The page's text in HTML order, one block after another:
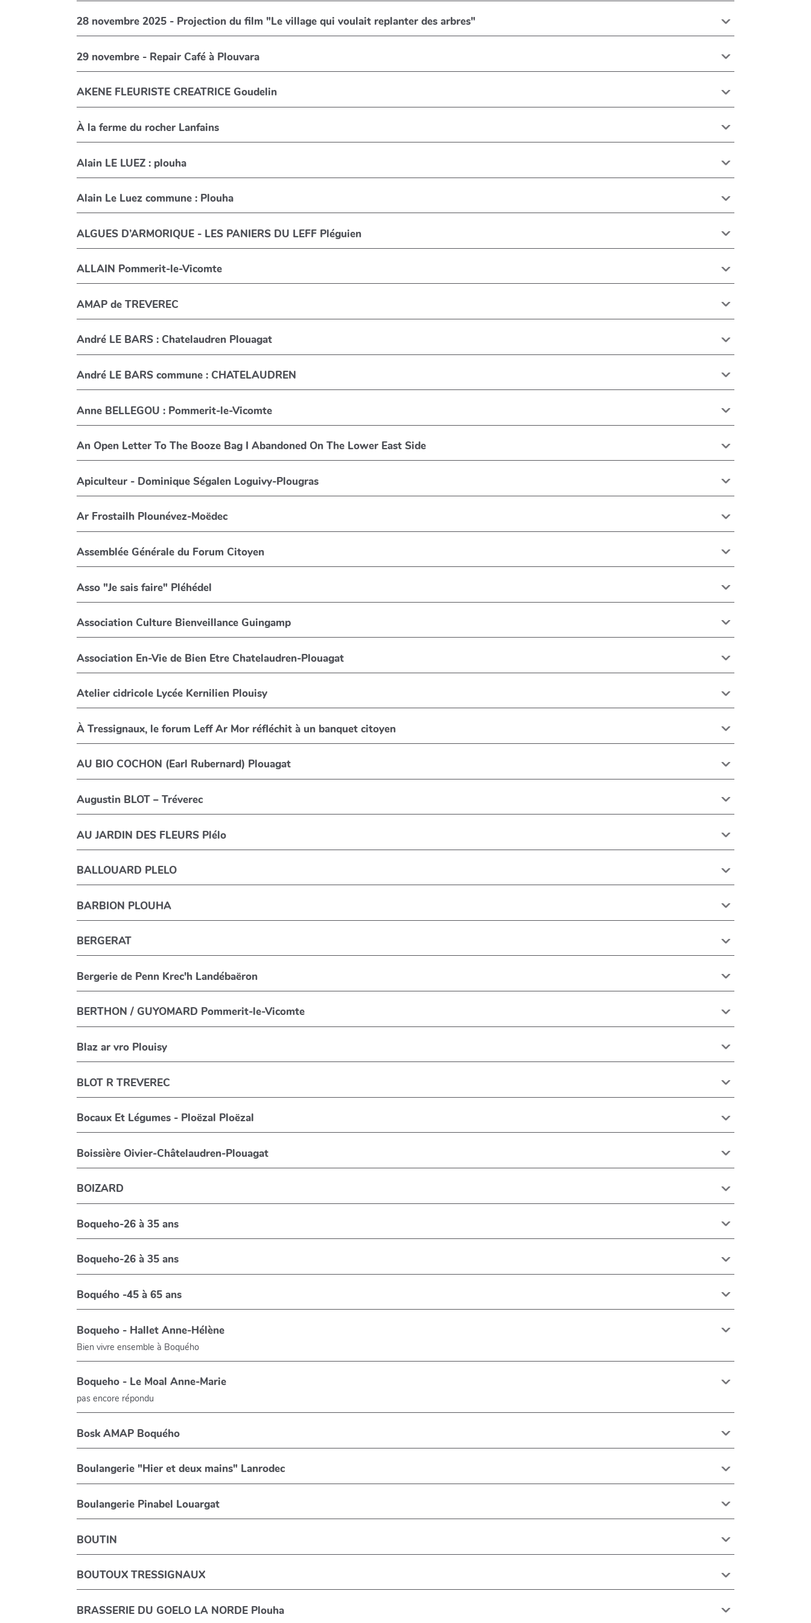
28 novembre 2025 - Projection du film "Le village qui voulait replanter des arbres"
29 novembre - Repair Café à Plouvara
AKENE FLEURISTE CREATRICE Goudelin
À la ferme du rocher Lanfains
Alain LE LUEZ : plouha
Alain Le Luez commune : Plouha
ALGUES D’ARMORIQUE - LES PANIERS DU LEFF Pléguien
ALLAIN Pommerit-le-Vicomte
AMAP de TREVEREC
André LE BARS : Chatelaudren Plouagat
André LE BARS commune : CHATELAUDREN
Anne BELLEGOU : Pommerit-le-Vicomte
An Open Letter To The Booze Bag I Abandoned On The Lower East Side
Apiculteur - Dominique Ségalen Loguivy-Plougras
Ar Frostailh Plounévez-Moëdec
Assemblée Générale du Forum Citoyen
Asso "Je sais faire" Pléhédel
Association Culture Bienveillance Guingamp
Association En-Vie de Bien Etre Chatelaudren-Plouagat
Atelier cidricole Lycée Kernilien Plouisy
À Tressignaux, le forum Leff Ar Mor réfléchit à un banquet citoyen
AU BIO COCHON (Earl Rubernard) Plouagat
Augustin BLOT – Tréverec
AU JARDIN DES FLEURS Plélo
BALLOUARD PLELO
BARBION PLOUHA
BERGERAT
Bergerie de Penn Krec'h Landébaëron
BERTHON / GUYOMARD Pommerit-le-Vicomte
Blaz ar vro Plouisy
BLOT R TREVEREC
Bocaux Et Légumes - Ploëzal Ploëzal
Boissière Oivier-Châtelaudren-Plouagat
BOIZARD
Boqueho-26 à 35 ans
Boqueho-26 à 35 ans
Boquého -45 à 65 ans
Boqueho - Hallet Anne-Hélène
Bien vivre ensemble à Boquého
Boqueho - Le Moal Anne-Marie
pas encore répondu
Bosk AMAP Boquého
Boulangerie "Hier et deux mains" Lanrodec
Boulangerie Pinabel Louargat
BOUTIN
BOUTOUX TRESSIGNAUX
BRASSERIE DU GOELO LA NORDE Plouha